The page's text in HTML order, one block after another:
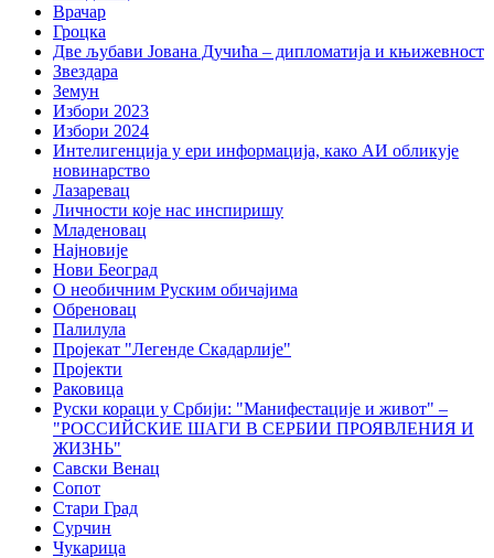
Врачар
Гроцка
Две љубави Јована Дучића – дипломатија и књижевност
Звездара
Земун
Избори 2023
Избори 2024
Интелигенција у ери информација, како АИ обликује
новинарство
Лазаревац
Личности које нас инспиришу
Младеновац
Најновије
Нови Београд
О необичним Руским обичајима
Обреновац
Палилула
Пројекат "Легенде Скадарлије"
Пројекти
Раковица
Руски кораци у Србији: "Манифестације и живот" –
"РОССИЙСКИЕ ШАГИ В СЕРБИИ ПРОЯВЛЕНИЯ И
ЖИЗНЬ"
Савски Венац
Сопот
Стари Град
Сурчин
Чукарица